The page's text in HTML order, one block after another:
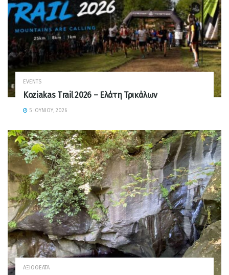
EVENTS
Koziakas Trail 2026 – Ελάτη Τρικάλων
5 ΙΟΥΝΊΟΥ, 2026
ΑΞΙΟΘΈΑΤΑ